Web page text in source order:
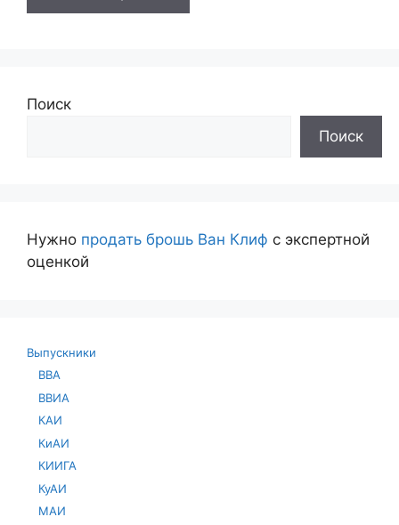
Поиск
Поиск
Нужно продать брошь Ван Клиф с экспертной
оценкой
Выпускники
ВВА
ВВИА
КАИ
КиАИ
КИИГА
КуАИ
МАИ